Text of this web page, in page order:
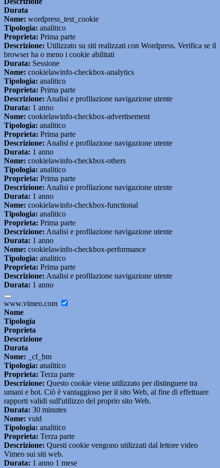
Durata
Nome: wordpress_test_cookie
Tipologia: analitico
Proprieta: Prima parte
Descrizione: Utilizzato su siti realizzati con Wordpress. Verifica se il
browser ha o meno i cookie abilitati
Durata: Sessione
Nome: cookielawinfo-checkbox-analytics
Tipologia: analitico
Proprieta: Prima parte
Descrizione: Analisi e profilazione navigazione utente
Durata: 1 anno
Nome: cookielawinfo-checkbox-advertisement
Tipologia: analitico
Proprieta: Prima parte
Descrizione: Analisi e profilazione navigazione utente
Durata: 1 anno
Nome: cookielawinfo-checkbox-others
Tipologia: analitico
Proprieta: Prima parte
Descrizione: Analisi e profilazione navigazione utente
Durata: 1 anno
Nome: cookielawinfo-checkbox-functional
Tipologia: analitico
Proprieta: Prima parte
Descrizione: Analisi e profilazione navigazione utente
Durata: 1 anno
Nome: cookielawinfo-checkbox-performance
Tipologia: analitico
Proprieta: Prima parte
Descrizione: Analisi e profilazione navigazione utente
Durata: 1 anno
www.vimeo.com
Nome
Tipologia
Proprieta
Descrizione
Durata
Nome: _cf_bm
Tipologia: analitico
Proprieta: Terza parte
Descrizione: Questo cookie viene utilizzato per distinguere tra
umani e bot. Ciò è vantaggioso per il sito Web, al fine di effettuare
rapporti validi sull'utilizzo del proprio sito Web.
Durata: 30 minutes
Nome: vuid
Tipologia: analitico
Proprieta: Terza parte
Descrizione: Questi cookie vengono utilizzati dal lettore video
Vimeo sui siti web.
Durata: 1 anno 1 mese